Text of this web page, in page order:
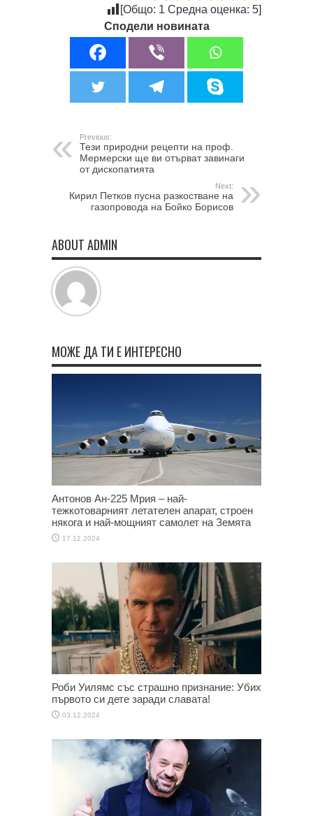
[Общо: 1 Средна оценка: 5]
Сподели новината
Previous:
Тези природни рецепти на проф.
Мермерски ще ви отърват завинаги
от дископатията
Next:
Кирил Петков пусна разкостване на
газопровода на Бойко Борисов
ABOUT ADMIN
МОЖЕ ДА ТИ Е ИНТЕРЕСНО
Антонов Ан-225 Мрия – най-
тежкотоварният летателен апарат, строен
някога и най-мощният самолет на Земята
17.12.2024
Роби Уилямс със страшно признание: Убих
първото си дете заради славата!
03.12.2024